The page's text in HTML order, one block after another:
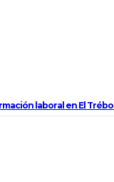
laboral en El Trébol